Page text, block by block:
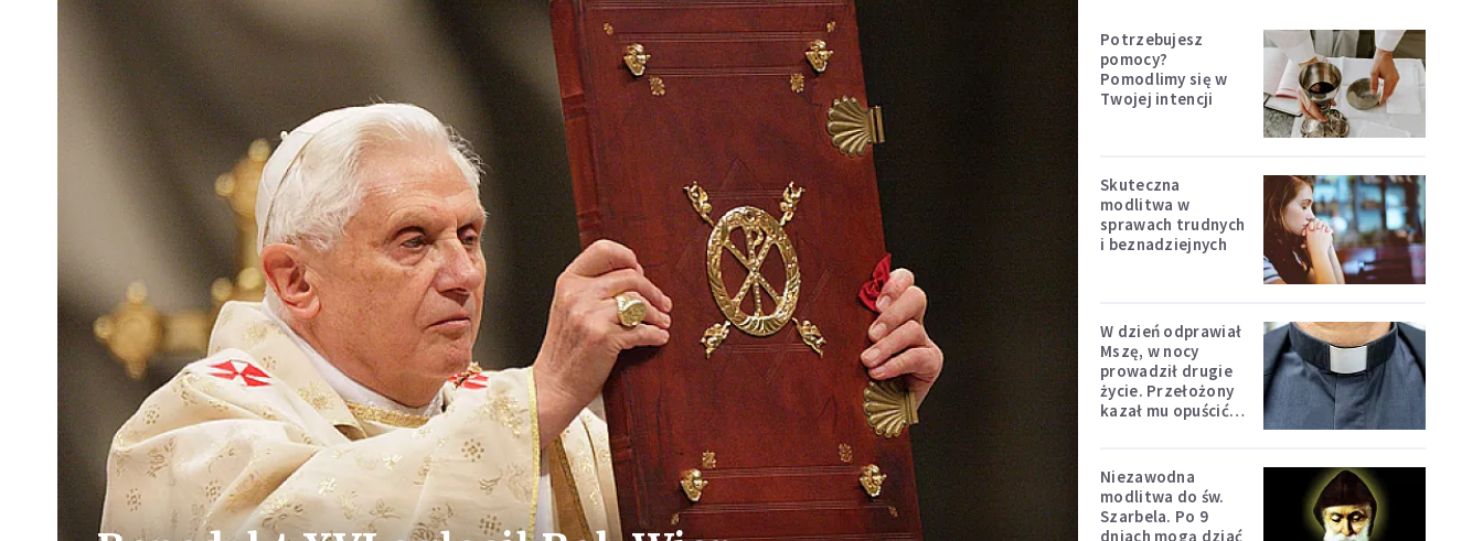
Potrzebujesz
pomocy?
Pomodlimy się w
Twojej intencji
Skuteczna
modlitwa w
sprawach trudnych
i beznadziejnych
W dzień odprawiał
Mszę, w nocy
prowadził drugie
życie. Przełożony
kazał mu opuścić
Niezawodna
modlitwa do św.
Szarbela. Po 9
dniach mogą dziać